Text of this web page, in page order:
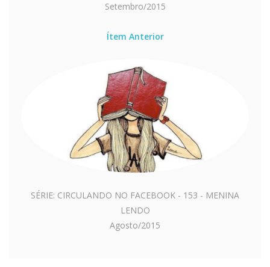
Setembro/2015
Ítem Anterior
SÉRIE: CIRCULANDO NO FACEBOOK - 153 - MENINA
LENDO
Agosto/2015